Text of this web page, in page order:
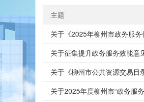
主题
关于《2025年柳州市政务服
关于征集提升政务服务效能意
关于《柳州市公共资源交易
关于2025年度柳州市“政务服